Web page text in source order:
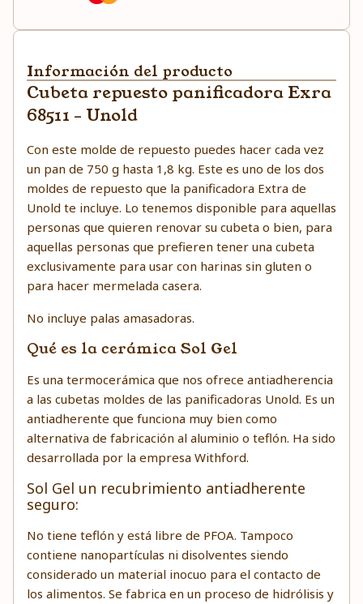
Información del producto
Cubeta repuesto panificadora Exra
68511 - Unold
Con este molde de repuesto puedes hacer cada vez
un pan de 750 g hasta 1,8 kg. Este es uno de los dos
moldes de repuesto que la panificadora Extra de
Unold te incluye. Lo tenemos disponible para aquellas
personas que quieren renovar su cubeta o bien, para
aquellas personas que prefieren tener una cubeta
exclusivamente para usar con harinas sin gluten o
para hacer mermelada casera.
No incluye palas amasadoras.
Qué es la cerámica Sol Gel
Es una termocerámica que nos ofrece antiadherencia
a las cubetas moldes de las panificadoras Unold. Es un
antiadherente que funciona muy bien como
alternativa de fabricación al aluminio o teflón. Ha sido
desarrollada por la empresa Withford.
Sol Gel un recubrimiento antiadherente
seguro:
No tiene teflón y está libre de PFOA. Tampoco
contiene nanopartículas ni disolventes siendo
considerado un material inocuo para el contacto de
los alimentos. Se fabrica en un proceso de hidrólisis y